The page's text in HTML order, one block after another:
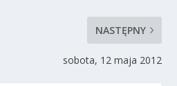
NASTĘPNY
sobota, 12 maja 2012